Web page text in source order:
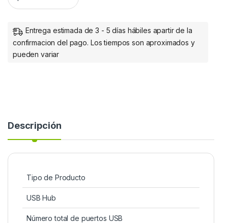
Entrega estimada de 3 - 5 días hábiles apartir de la
confirmacion del pago. Los tiempos son aproximados y
pueden variar
Descripción
Tipo de Producto
USB Hub
Número total de puertos USB